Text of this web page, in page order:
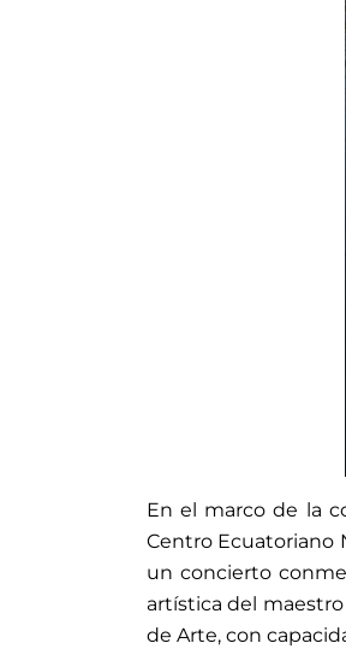
En el marco de la
Centro Ecuatoriano
un concierto
artística del maestro
de Arte, con